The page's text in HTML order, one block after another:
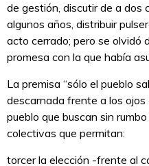
de gestión, discutir de a dos
algunos años, distribuir
acto cerrado; pero se olvidó
promesa con la que había
La premisa “sólo el pueblo
descarnada frente a los
pueblo que buscan sin
colectivas que permitan:
torcer la elección -frente al